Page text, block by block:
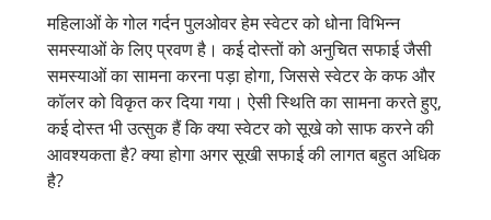
महिलाओं के गोल गर्दन पुलओवर हेम स्वेटर को धोना विभिन्न
समस्याओं के लिए प्रवण है। कई दोस्तों को अनुचित सफाई जैसी
समस्याओं का सामना करना पड़ा होगा, जिससे स्वेटर के कफ और
कॉलर को विकृत कर दिया गया। ऐसी स्थिति का सामना करते हुए,
कई दोस्त भी उत्सुक हैं कि क्या स्वेटर को सूखे को साफ करने की
आवश्यकता है? क्या होगा अगर सूखी सफाई की लागत बहुत अधिक
है?